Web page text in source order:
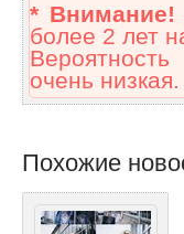
* Внимание!
более 2 лет
очень низкая.
Похожие